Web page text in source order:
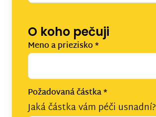
O koho pečuji
Meno a priezisko*
Požadovaná částka*
Jaká částka vám péči usnadní?